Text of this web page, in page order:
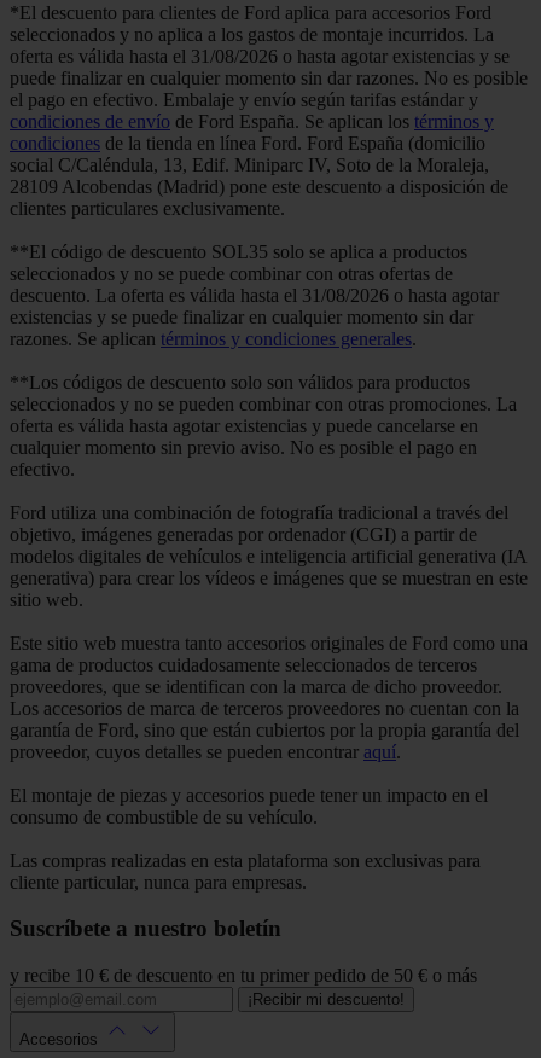
*El descuento para clientes de Ford aplica para accesorios Ford
seleccionados y no aplica a los gastos de montaje incurridos. La
oferta es válida hasta el 31/08/2026 o hasta agotar existencias y se
puede finalizar en cualquier momento sin dar razones. No es posible
el pago en efectivo. Embalaje y envío según tarifas estándar y
condiciones de envío de Ford España. Se aplican los términos y
condiciones de la tienda en línea Ford. Ford España (domicilio
social C/Caléndula, 13, Edif. Miniparc IV, Soto de la Moraleja,
28109 Alcobendas (Madrid) pone este descuento a disposición de
clientes particulares exclusivamente.
**El código de descuento SOL35 solo se aplica a productos
seleccionados y no se puede combinar con otras ofertas de
descuento. La oferta es válida hasta el 31/08/2026 o hasta agotar
existencias y se puede finalizar en cualquier momento sin dar
razones. Se aplican términos y condiciones generales.
**Los códigos de descuento solo son válidos para productos
seleccionados y no se pueden combinar con otras promociones. La
oferta es válida hasta agotar existencias y puede cancelarse en
cualquier momento sin previo aviso. No es posible el pago en
efectivo.
Ford utiliza una combinación de fotografía tradicional a través del
objetivo, imágenes generadas por ordenador (CGI) a partir de
modelos digitales de vehículos e inteligencia artificial generativa (IA
generativa) para crear los vídeos e imágenes que se muestran en este
sitio web.
Este sitio web muestra tanto accesorios originales de Ford como una
gama de productos cuidadosamente seleccionados de terceros
proveedores, que se identifican con la marca de dicho proveedor.
Los accesorios de marca de terceros proveedores no cuentan con la
garantía de Ford, sino que están cubiertos por la propia garantía del
proveedor, cuyos detalles se pueden encontrar aquí.
El montaje de piezas y accesorios puede tener un impacto en el
consumo de combustible de su vehículo.
Las compras realizadas en esta plataforma son exclusivas para
cliente particular, nunca para empresas.
Suscríbete a nuestro boletín
y recibe 10 € de descuento en tu primer pedido de 50 € o más
¡Recibir mi descuento!
Accesorios